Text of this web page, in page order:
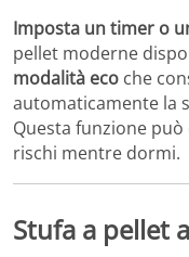
Imposta un timer o
pellet moderne
modalità eco che
automaticamente la
Questa funzione
rischi mentre dormi.
Stufa a pellet